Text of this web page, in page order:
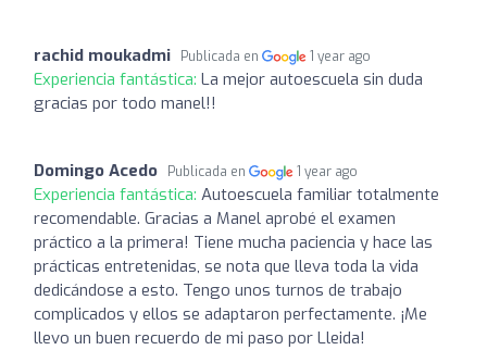
rachid moukadmi Publicada en 1 year ago
Experiencia fantástica: La mejor autoescuela sin duda
gracias por todo manel!!
Domingo Acedo Publicada en 1 year ago
Experiencia fantástica: Autoescuela familiar totalmente
recomendable. Gracias a Manel aprobé el examen
práctico a la primera! Tiene mucha paciencia y hace las
prácticas entretenidas, se nota que lleva toda la vida
dedicándose a esto. Tengo unos turnos de trabajo
complicados y ellos se adaptaron perfectamente. ¡Me
llevo un buen recuerdo de mi paso por Lleida!